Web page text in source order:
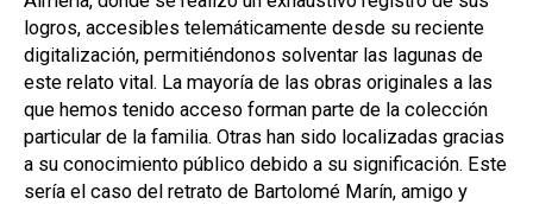
logros, accesibles telemáticamente desde su reciente
digitalización, permitiéndonos solventar las lagunas de
este relato vital. La mayoría de las obras originales a las
que hemos tenido acceso forman parte de la colección
particular de la familia. Otras han sido localizadas gracias
a su conocimiento público debido a su significación. Este
sería el caso del retrato de Bartolomé Marín, amigo y